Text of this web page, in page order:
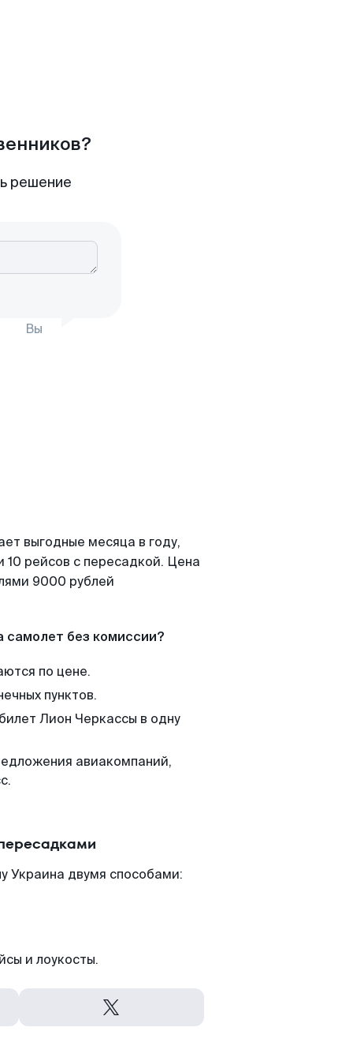
решение
Вы
выгодные месяца в году,
рейсов с пересадкой. Цена
9000 рублей
самолет без комиссии?
по цене.
пунктов.
Лион Черкассы в одну
авиакомпаний,
Украина двумя способами:
и лоукосты.